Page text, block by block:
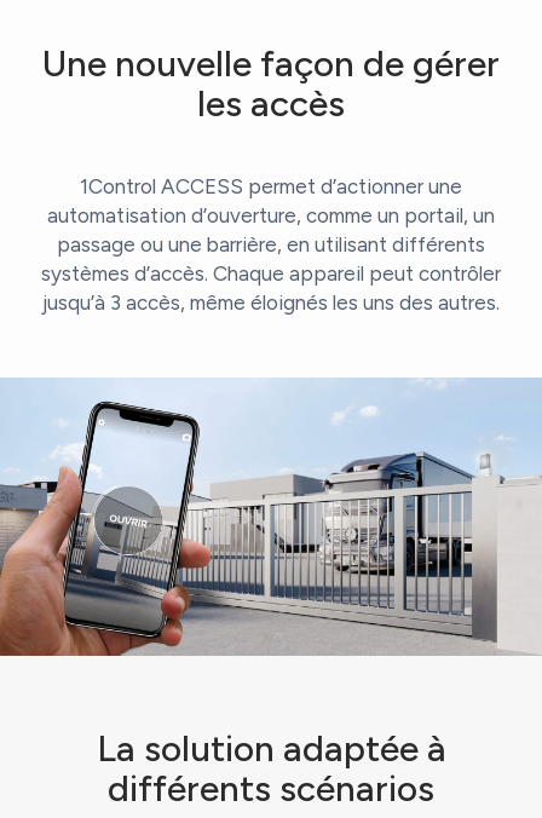
Une nouvelle façon de gérer
les accès
1Control ACCESS permet d’actionner une
automatisation d’ouverture, comme un portail, un
passage ou une barrière, en utilisant différents
systèmes d’accès. Chaque appareil peut contrôler
jusqu’à 3 accès, même éloignés les uns des autres.
La solution adaptée à
différents scénarios